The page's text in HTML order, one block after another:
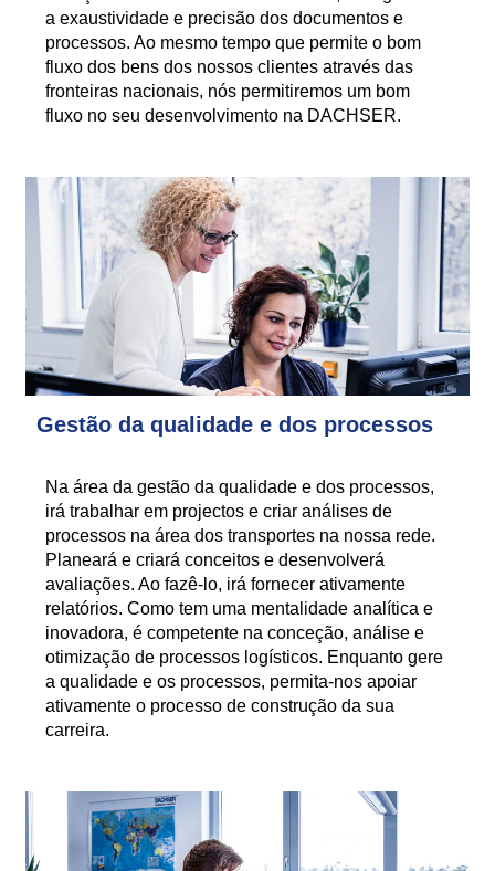
a exaustividade e precisão dos documentos e
processos. Ao mesmo tempo que permite o bom
fluxo dos bens dos nossos clientes através das
fronteiras nacionais, nós permitiremos um bom
fluxo no seu desenvolvimento na DACHSER.
Gestão da qualidade e dos processos
Na área da gestão da qualidade e dos processos,
irá trabalhar em projectos e criar análises de
processos na área dos transportes na nossa rede.
Planeará e criará conceitos e desenvolverá
avaliações. Ao fazê-lo, irá fornecer ativamente
relatórios. Como tem uma mentalidade analítica e
inovadora, é competente na conceção, análise e
otimização de processos logísticos. Enquanto gere
a qualidade e os processos, permita-nos apoiar
ativamente o processo de construção da sua
carreira.